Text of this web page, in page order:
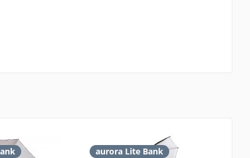
aurora Lite Bank